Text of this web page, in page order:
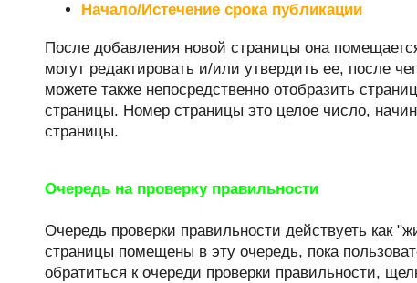
Начало/Истечение срока публикации
После добавления новой страницы она
могут редактировать и/или утвердить ее, после
можете также непосредственно отобразить
страницы. Номер страницы это целое число,
страницы.
Очередь на проверку правильности
Очередь проверки правильности действуеть как
страницы помещены в эту очередь, пока
обратиться к очереди проверки правильности,